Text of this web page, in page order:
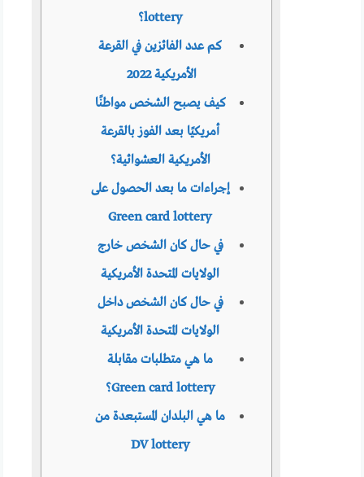
lottery؟
كم عدد الفائزين في القرعة
الأمريكية 2022
كيف يصبح الشخص مواطنًا
أمريكيًا بعد الفوز بالقرعة
الأمريكية العشوائية؟
إجراءات ما بعد الحصول على
Green card lottery
في حال كان الشخص خارج
الولايات المتحدة الأمريكية
في حال كان الشخص داخل
الولايات المتحدة الأمريكية
ما هي متطلبات مقابلة
Green card lottery؟
ما هي البلدان المستبعدة من
DV lottery